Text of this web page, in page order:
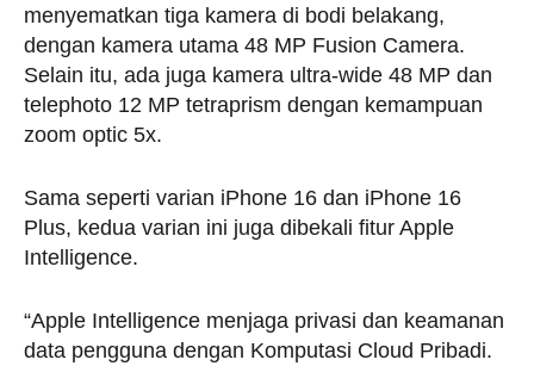
menyematkan tiga kamera di bodi belakang,
dengan kamera utama 48 MP Fusion Camera.
Selain itu, ada juga kamera ultra-wide 48 MP dan
telephoto 12 MP tetraprism dengan kemampuan
zoom optic 5x.
Sama seperti varian iPhone 16 dan iPhone 16
Plus, kedua varian ini juga dibekali fitur Apple
Intelligence.
“Apple Intelligence menjaga privasi dan keamanan
data pengguna dengan Komputasi Cloud Pribadi.